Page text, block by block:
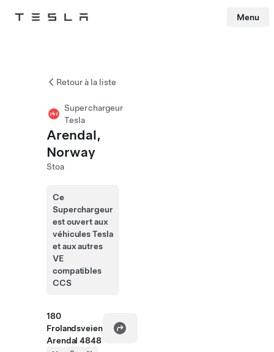
Tesla Menu
Retour à la liste
Superchargeur
Tesla
Arendal,
Norway
Stoa
Ce
Superchargeur
est ouvert aux
véhicules Tesla
et aux autres
VE
compatibles
CCS
180
Frolandsveien
Arendal 4848